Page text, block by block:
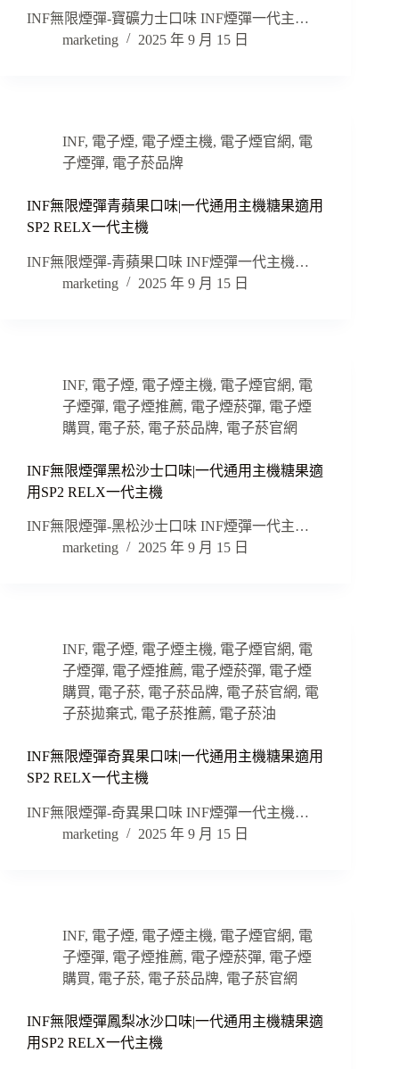
INF無限煙彈-寶礦力士口味 INF煙彈一代主…
marketing
2025 年 9 月 15 日
INF, 電子煙, 電子煙主機, 電子煙官網, 電
子煙彈, 電子菸品牌
INF無限煙彈青蘋果口味|一代通用主機糖果適用
SP2 RELX一代主機
INF無限煙彈-青蘋果口味 INF煙彈一代主機…
marketing
2025 年 9 月 15 日
INF, 電子煙, 電子煙主機, 電子煙官網, 電
子煙彈, 電子煙推薦, 電子煙菸彈, 電子煙
購買, 電子菸, 電子菸品牌, 電子菸官網
INF無限煙彈黑松沙士口味|一代通用主機糖果適
用SP2 RELX一代主機
INF無限煙彈-黑松沙士口味 INF煙彈一代主…
marketing
2025 年 9 月 15 日
INF, 電子煙, 電子煙主機, 電子煙官網, 電
子煙彈, 電子煙推薦, 電子煙菸彈, 電子煙
購買, 電子菸, 電子菸品牌, 電子菸官網, 電
子菸拋棄式, 電子菸推薦, 電子菸油
INF無限煙彈奇異果口味|一代通用主機糖果適用
SP2 RELX一代主機
INF無限煙彈-奇異果口味 INF煙彈一代主機…
marketing
2025 年 9 月 15 日
INF, 電子煙, 電子煙主機, 電子煙官網, 電
子煙彈, 電子煙推薦, 電子煙菸彈, 電子煙
購買, 電子菸, 電子菸品牌, 電子菸官網
INF無限煙彈鳳梨冰沙口味|一代通用主機糖果適
用SP2 RELX一代主機